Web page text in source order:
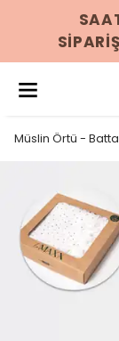
256
Müslin Örtü -